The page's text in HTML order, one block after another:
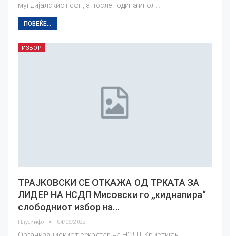
мундијалскиот сон, а после година ипол…
ПОВЕЌЕ...
ИЗБОР
ТРАЈКОВСКИ СЕ ОТКАЖА ОД ТРКАТА ЗА
ЛИДЕР НА НСДП Мисовски го „киднапира“
слободниот избор на…
Плусинфо 04/06/2022